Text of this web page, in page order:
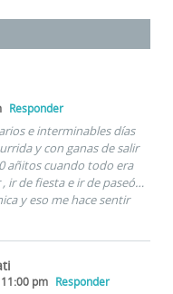
Responder
e interminables días
y con ganas de salir
añitos cuando todo era
ir de fiesta e ir de paseó…
y eso me hace sentir
pm Responder